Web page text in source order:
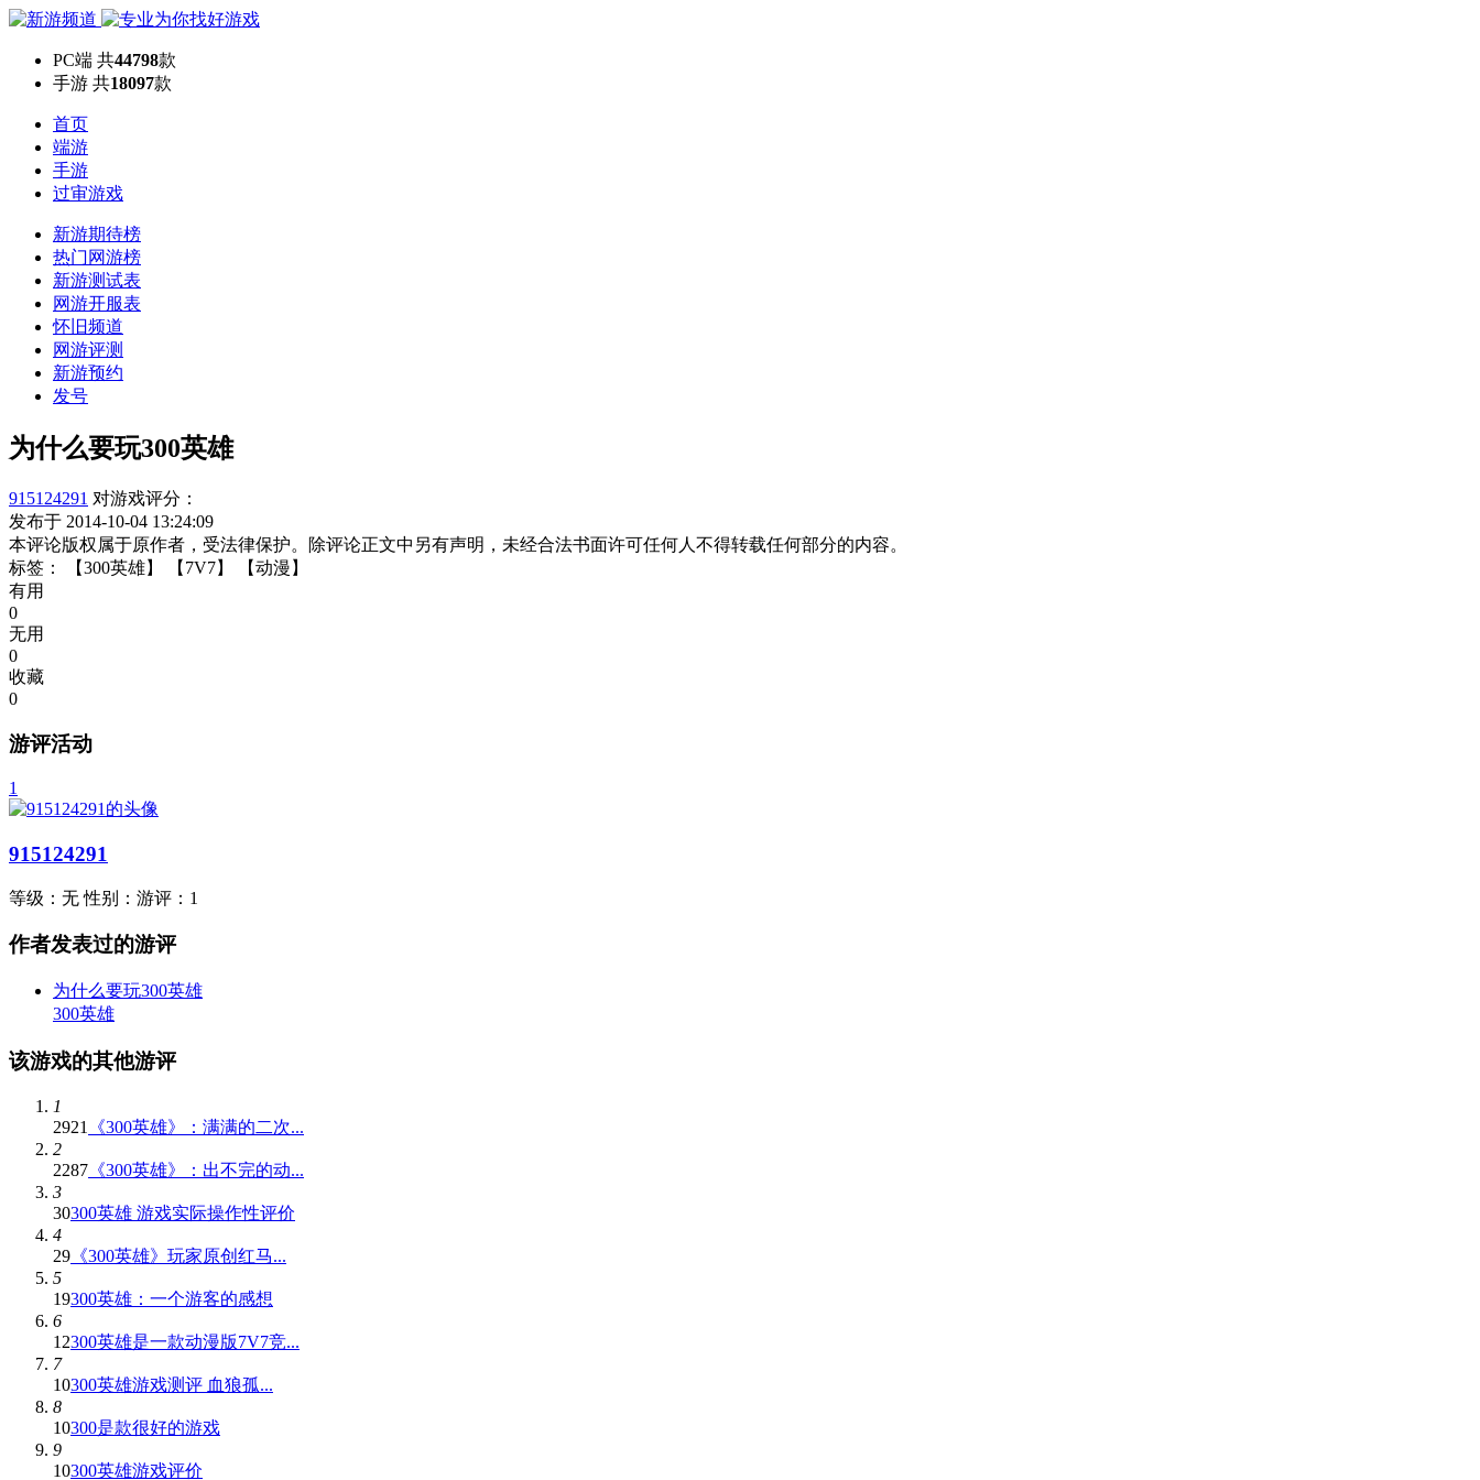
PC端 共44798款
手游 共18097款
首页
端游
手游
过审游戏
新游期待榜
热门网游榜
新游测试表
网游开服表
怀旧频道
网游评测
新游预约
发号
为什么要玩300英雄
915124291 对游戏评分：
发布于 2014-10-04 13:24:09
本评论版权属于原作者，受法律保护。除评论正文中另有声明，未经合法书面许可任何人不得转载任何部分的内容。
标签：
【300英雄】 【7V7】
【动漫】
有用
0
无用
0
收藏
0
游评活动
1
915124291
等级： 无 性别： 游评： 1
作者发表过的游评
为什么要玩300英雄
300英雄
该游戏的其他游评
1
2921
《300英雄》：满满的二次...
2
2287 《300英雄》：出不完的动...
3
30300英雄 游戏实际操作性评价
4
29 《300英雄》玩家原创红马...
5
19300英雄：一个游客的感想
6
12300英雄是一款动漫版7V7竞...
7
10300英雄游戏测评 血狼孤...
8
10300是款很好的游戏
9
10300英雄游戏评价